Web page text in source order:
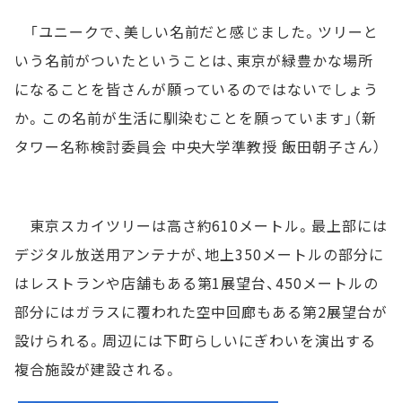
「ユニークで、美しい名前だと感じました。ツリーと
いう名前がついたということは、東京が緑豊かな場所
になることを皆さんが願っているのではないでしょう
か。この名前が生活に馴染むことを願っています」（新
タワー名称検討委員会 中央大学準教授 飯田朝子さん）
東京スカイツリーは高さ約610メートル。最上部には
デジタル放送用アンテナが、地上350メートルの部分に
はレストランや店舗もある第1展望台、450メートルの
部分にはガラスに覆われた空中回廊もある第2展望台が
設けられる。周辺には下町らしいにぎわいを演出する
複合施設が建設される。